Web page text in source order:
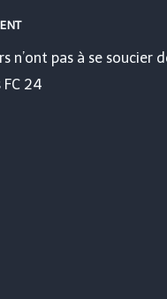
n’ont pas à se soucier
FC 24